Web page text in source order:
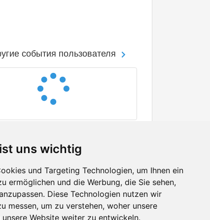
uns wichtig
und Targeting Technologien, um Ihnen ein
ermöglichen und die Werbung, die Sie sehen,
Diese Technologien nutzen wir
messen, um zu verstehen, woher unsere
Website weiter zu entwickeln.
события пользователя
Facebook
Twitter
YouTube